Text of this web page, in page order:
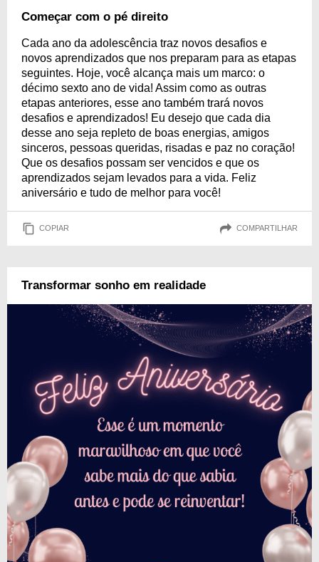
Começar com o pé direito
Cada ano da adolescência traz novos desafios e
novos aprendizados que nos preparam para as etapas
seguintes. Hoje, você alcança mais um marco: o
décimo sexto ano de vida! Assim como as outras
etapas anteriores, esse ano também trará novos
desafios e aprendizados! Eu desejo que cada dia
desse ano seja repleto de boas energias, amigos
sinceros, pessoas queridas, risadas e paz no coração!
Que os desafios possam ser vencidos e que os
aprendizados sejam levados para a vida. Feliz
aniversário e tudo de melhor para você!
COPIAR COMPARTILHAR
Transformar sonho em realidade